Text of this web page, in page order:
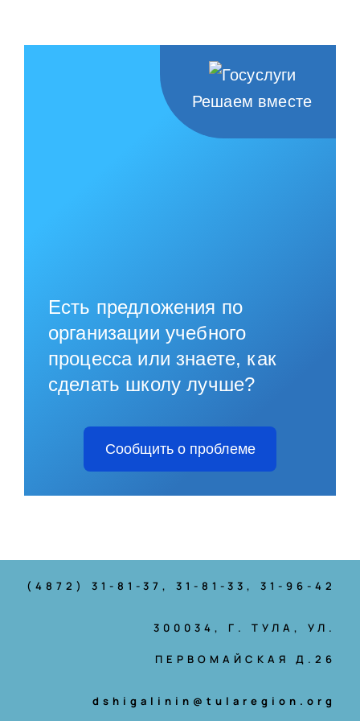
О ПРИЕМЕ
ОБУЧАЮЩИМСЯ
СВЕДЕНИЯ ОБ ОО
КОНТАКТЫ
Решаем вместе
Есть предложения по
организации учебного
процесса или знаете, как
сделать школу лучше?
Сообщить о проблеме
(4872) 31-81-37, 31-81-33, 31-96-42
300034, Г. ТУЛА, УЛ.
ПЕРВОМАЙСКАЯ Д.26
dshigalinin@tularegion.org